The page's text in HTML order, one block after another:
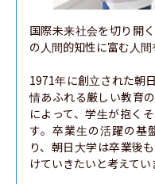
国際未来社会を切り開
の人間的知性に富む人
1971年に創立された朝
情あふれる厳しい教育
によって、学生が抱く
す。卒業生の活躍の基
り、朝日大学は卒業後
けていきたいと考えてい